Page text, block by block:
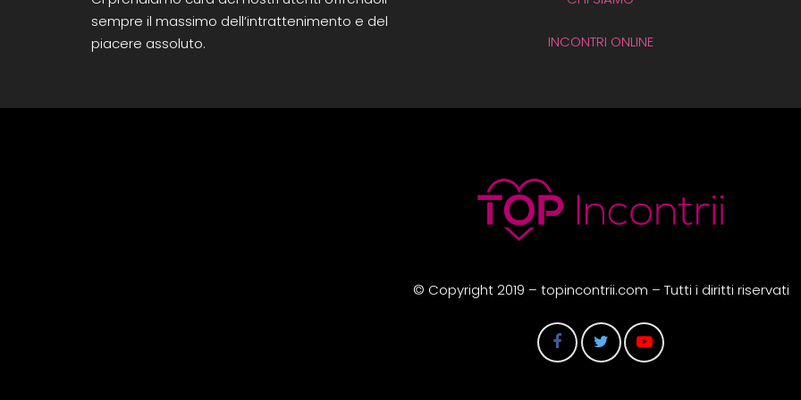
sempre il massimo dell’intrattenimento e del
piacere assoluto.
INCONTRI ONLINE
© Copyright 2019 – topincontrii.com – Tutti i diritti riservati